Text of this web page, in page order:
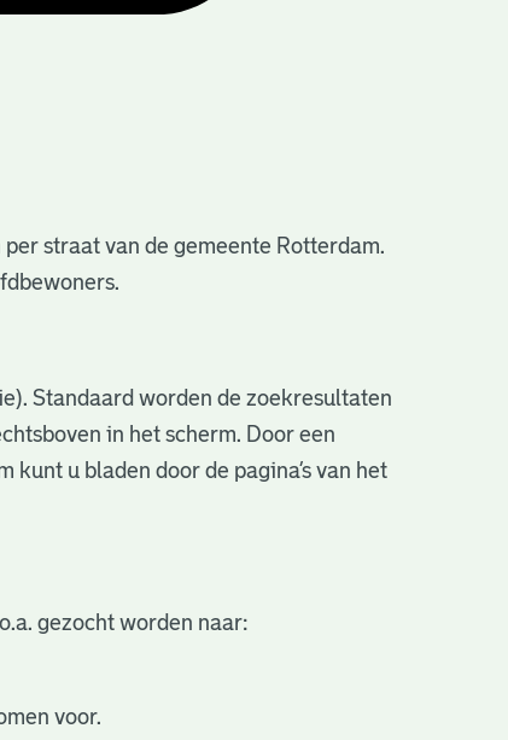
straat van de gemeente Rotterdam.
Standaard worden de zoekresultaten
in het scherm. Door een
u bladen door de pagina’s van het
gezocht worden naar:
voor.